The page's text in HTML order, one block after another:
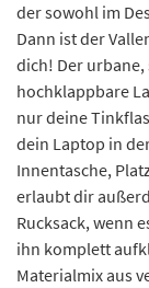
der sowohl im
Dann ist der
dich! Der urbane,
hochklappbare
nur deine
dein Laptop in
Innentasche,
erlaubt dir
Rucksack, wenn
ihn komplett
Materialmix aus